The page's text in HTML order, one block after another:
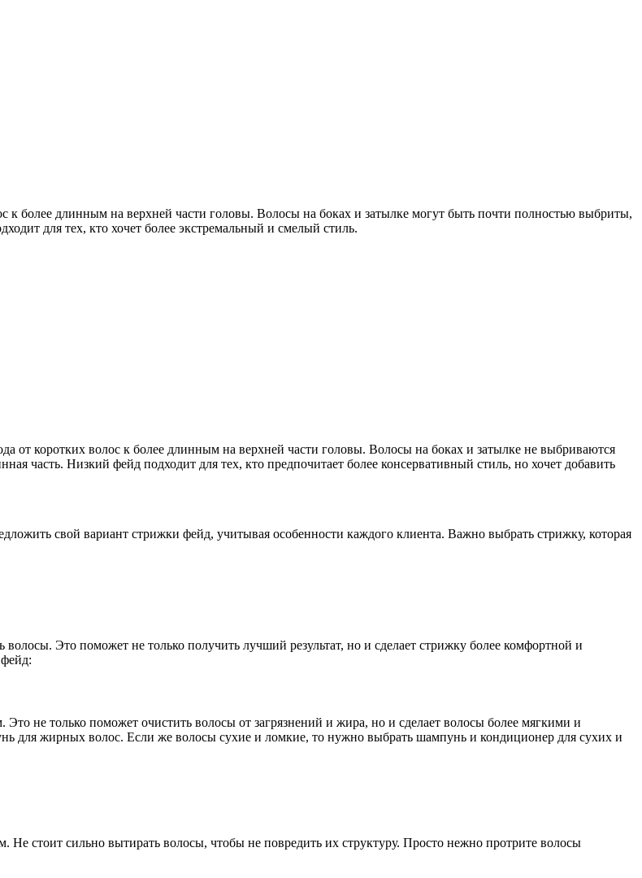
к более длинным на верхней части головы. Волосы на боках и затылке могут быть почти полностью выбриты,
для тех, кто хочет более экстремальный и смелый стиль.
от коротких волос к более длинным на верхней части головы. Волосы на боках и затылке не выбриваются
часть. Низкий фейд подходит для тех, кто предпочитает более консервативный стиль, но хочет добавить
свой вариант стрижки фейд, учитывая особенности каждого клиента. Важно выбрать стрижку, которая
Это поможет не только получить лучший результат, но и сделает стрижку более комфортной и
не только поможет очистить волосы от загрязнений и жира, но и сделает волосы более мягкими и
для жирных волос. Если же волосы сухие и ломкие, то нужно выбрать шампунь и кондиционер для сухих и
стоит сильно вытирать волосы, чтобы не повредить их структуру. Просто нежно протрите волосы